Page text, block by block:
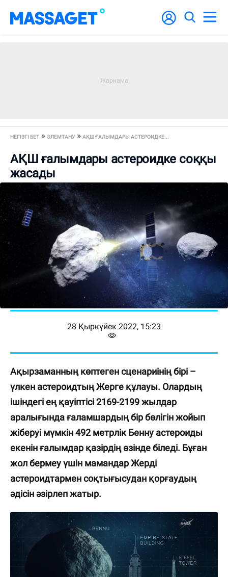
НЕГІЗГІ БЕТ ӘЛЕМТАНУ АҚШ ҒАЛЫМДАРЫ АСТЕРОИДКЕ...
АҚШ ғалымдары астероидке соққы
жасады
28 Қыркүйек 2022, 15:23
Ақырзаманның көптеген сценариінің бірі –
үлкен астероидтың Жерге құлауы. Олардың
ішіндегі ең қауіптісі 2169-2199 жылдар
аралығында ғаламшардың бір бөлігін жойып
жіберуі мүмкін 492 метрлік Бенну астероиды
екенін ғалымдар қазірдің өзінде біледі. Бұған
жол бермеу үшін мамандар Жерді
астероидтармен соқтығысудан қорғаудың
әдісін әзірлеп жатыр.